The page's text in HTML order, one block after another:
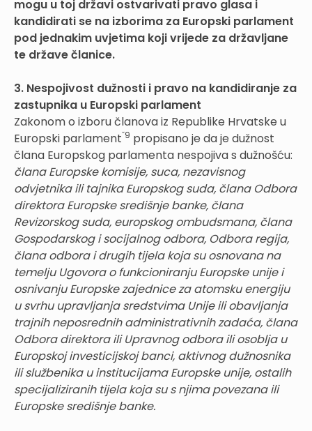
mogu u toj državi ostvarivati pravo glasa i
kandidirati se na izborima za Europski parlament
pod jednakim uvjetima koji vrijede za državljane
te države članice.
3. Nespojivost dužnosti i pravo na kandidiranje za
zastupnika u Europski parlament
Zakonom o izboru članova iz Republike Hrvatske u
Europski parlament˝9 propisano je da je dužnost
člana Europskog parlamenta nespojiva s dužnošću:
člana Europske komisije, suca, nezavisnog
odvjetnika ili tajnika Europskog suda, člana Odbora
direktora Europske središnje banke, člana
Revizorskog suda, europskog ombudsmana, člana
Gospodarskog i socijalnog odbora, Odbora regija,
člana odbora i drugih tijela koja su osnovana na
temelju Ugovora o funkcioniranju Europske unije i
osnivanju Europske zajednice za atomsku energiju
u svrhu upravljanja sredstvima Unije ili obavljanja
trajnih neposrednih administrativnih zadaća, člana
Odbora direktora ili Upravnog odbora ili osoblja u
Europskoj investicijskoj banci, aktivnog dužnosnika
ili službenika u institucijama Europske unije, ostalih
specijaliziranih tijela koja su s njima povezana ili
Europske središnje banke.